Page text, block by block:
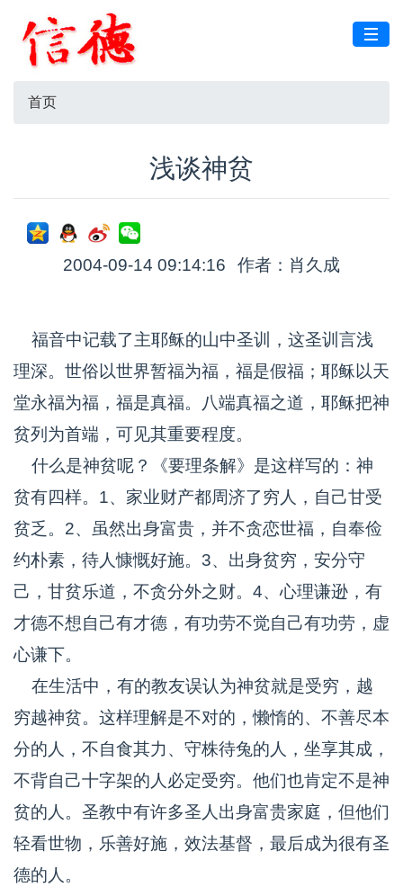
首页
浅谈神贫
2004-09-14 09:14:16 作者：肖久成
福音中记载了主耶稣的山中圣训，这圣训言浅
理深。世俗以世界暂福为福，福是假福；耶稣以天
堂永福为福，福是真福。八端真福之道，耶稣把神
贫列为首端，可见其重要程度。
什么是神贫呢？《要理条解》是这样写的：神
贫有四样。1、家业财产都周济了穷人，自己甘受
贫乏。2、虽然出身富贵，并不贪恋世福，自奉俭
约朴素，待人慷慨好施。3、出身贫穷，安分守
己，甘贫乐道，不贪分外之财。4、心理谦逊，有
才德不想自己有才德，有功劳不觉自己有功劳，虚
心谦下。
在生活中，有的教友误认为神贫就是受穷，越
穷越神贫。这样理解是不对的，懒惰的、不善尽本
分的人，不自食其力、守株待兔的人，坐享其成，
不背自己十字架的人必定受穷。他们也肯定不是神
贫的人。圣教中有许多圣人出身富贵家庭，但他们
轻看世物，乐善好施，效法基督，最后成为很有圣
德的人。